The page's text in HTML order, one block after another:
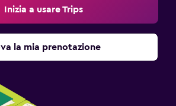
Inizia a usare Trips
la mia prenotazione